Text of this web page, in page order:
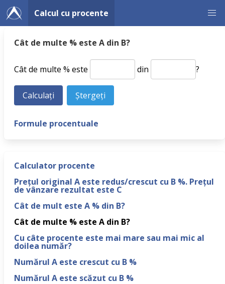
Calcul cu procente
Cât de multe % este A din B?
Cât de multe % este din ?
Formule procentuale
Calculator procente
Prețul original A este redus/crescut cu B %. Prețul
de vânzare rezultat este C
Cât de mult este A % din B?
Cât de multe % este A din B?
Cu câte procente este mai mare sau mai mic al
doilea număr?
Numărul A este crescut cu B %
Numărul A este scăzut cu B %